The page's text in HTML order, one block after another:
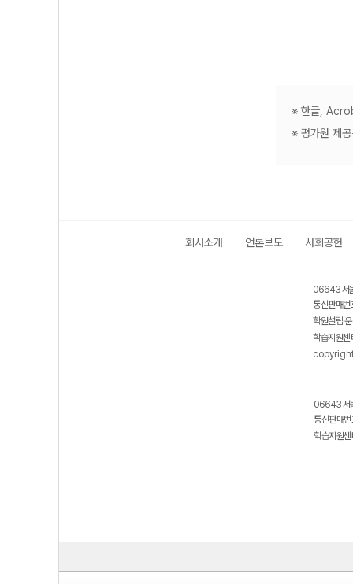
※ 한글,
※ 평가원 제
회사소개 언론보도 사회공헌
06643 서
통신판매
학원설립·
학습지원
06643 서
통신판매
학습지원